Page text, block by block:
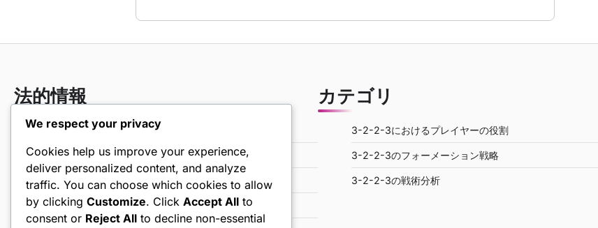
法的情報
お問い合わせ
サービス利用規約
クッキー設定
プライバシーポリシー
カテゴリ
3-2-2-3におけるプレイヤーの役割
3-2-2-3のフォーメーション戦略
3-2-2-3の戦術分析
We respect your privacy
Cookies help us improve your experience,
deliver personalized content, and analyze
traffic. You can choose which cookies to allow
by clicking Customize. Click Accept All to
consent or Reject All to decline non-essential